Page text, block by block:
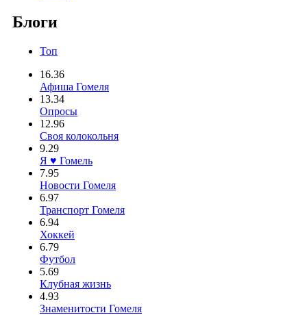
Блоги
Топ
16.36
Афиша Гомеля
13.34
Опросы
12.96
Своя колокольня
9.29
Я ♥ Гомель
7.95
Новости Гомеля
6.97
Транспорт Гомеля
6.94
Хоккей
6.79
Футбол
5.69
Клубная жизнь
4.93
Знаменитости Гомеля